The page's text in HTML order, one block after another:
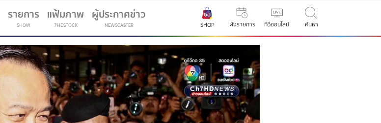
รายการ
SHOW
แฟ้มภาพ
7HDSTOCK
ผู้ประกาศข่าว
NEWSCASTER SHOP ผังรายการ ทีวีออนไลน์ ค้นหา